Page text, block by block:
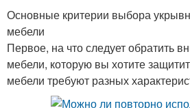
Основные критерии выбора
мебели
Первое, на что следует обратить
мебели, которую вы хотите
мебели требуют разных